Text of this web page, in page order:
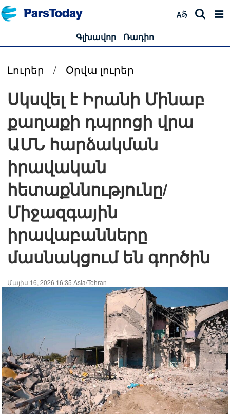
Գլխավոր Ռադիո
Լուրեր / Օրվա լուրեր
Սկսվել է Իրանի Մինաբ
քաղաքի դպրոցի վրա
ԱՄՆ հարձակման
իրավական
հետաքննությունը/
Միջազգային
իրավաբանները
մասնակցում են գործին
Մայիս 16, 2026 16:35 Asia/Tehran